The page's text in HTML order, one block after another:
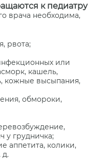
к педиатру
врача необходима,
рвота;
или
кашель,
кожные высыпания,
обмороки,
у грудничка;
аппетита, колики,
д.